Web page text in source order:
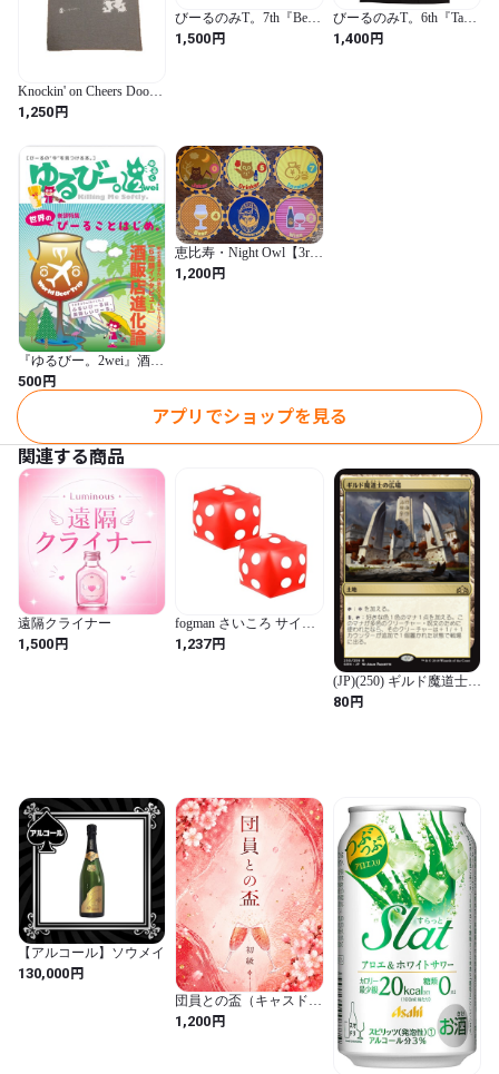
Knockin' on Cheers Door +
酒畜遊撃隊
1,250円
びーるのみT。7th『Beer
Head ?』〔七部袖〕（グ
レー＋濃グレー）
1,500円
びーるのみT。6th『Take
The Last Train』〔半袖〕
（黒＋緑）
1,400円
『ゆるびー。2wei』酒販
店進化論
500円
恵比寿・Night Owl【3rd
Anniversary GAMING
COASTER SET】
1,200円
アプリでショップを見る
関連する商品
遠隔クライナー
1,500円
fogman さいころ サイコ
ロ 大きい イベント用 プ
レゼント 2個セット (レ
1,237円
(JP)(250) ギルド魔道士の
広場/Guildmages' Forum
[GRN](NM)
80円
【アルコール】ソウメイ
130,000円
団員との盃（キャスドリ
初級）
1,200円